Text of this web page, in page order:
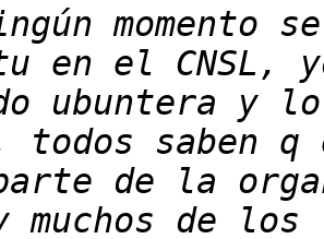
momento
ubuntera y
de la